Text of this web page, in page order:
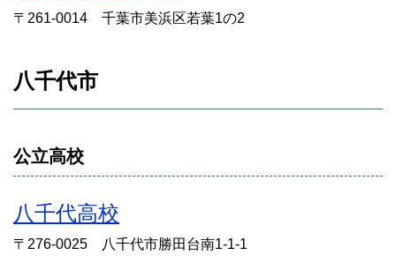
〒261-0014 千葉市美浜区若葉1の2
八千代市
公立高校
八千代高校
〒276-0025 八千代市勝田台南1-1-1